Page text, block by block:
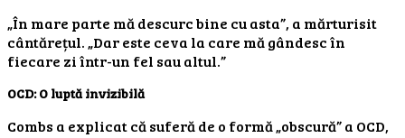
„În mare parte mă descurc bine cu asta”, a mărturisit
cântărețul. „Dar este ceva la care mă gândesc în
fiecare zi într-un fel sau altul.”
OCD: O luptă invizibilă
Combs a explicat că suferă de o formă „obscură” a OCD,